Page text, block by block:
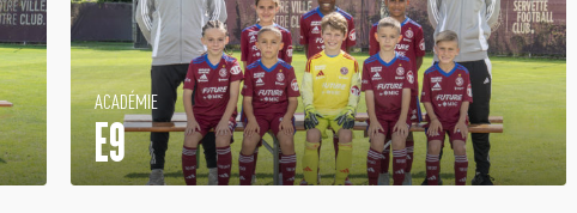
ACADÉMIE
E9